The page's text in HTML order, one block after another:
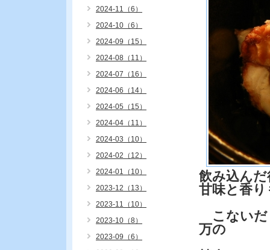
飲み込ん
甘味と香
こないだ
万の
2024-11（6）
2024-10（6）
2024-09（15）
2024-08（11）
2024-07（16）
2024-06（14）
2024-05（15）
2024-04（11）
2024-03（10）
2024-02（12）
2024-01（10）
2023-12（13）
2023-11（10）
2023-10（8）
2023-09（6）